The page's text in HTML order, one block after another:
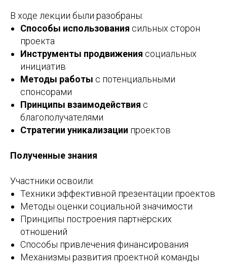
В ходе лекции были разобраны:
Способы использования сильных сторон
проекта
Инструменты продвижения социальных
инициатив
Методы работы с потенциальными
спонсорами
Принципы взаимодействия с
благополучателями
Стратегии уникализации проектов
Полученные знания
Участники освоили:
Техники эффективной презентации проектов
Методы оценки социальной значимости
Принципы построения партнёрских
отношений
Способы привлечения финансирования
Механизмы развития проектной команды